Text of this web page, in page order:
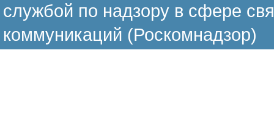
службой по надзору в сфере
коммуникаций (Роскомнадзор)